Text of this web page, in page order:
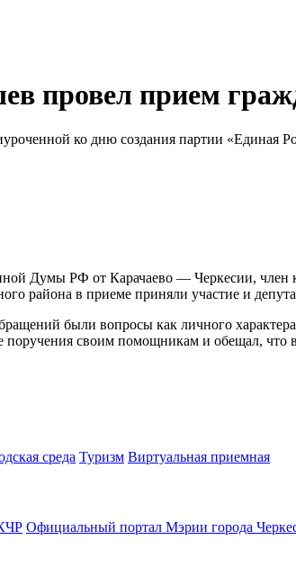
провел прием
ко дню создания партии
Думы РФ от Карачаево — Черкесии,
района в приеме приняли участие и
были вопросы как личного
своим помощникам и обещал, что
среда Туризм Виртуальная приемная
Официальный портал Мэрии города